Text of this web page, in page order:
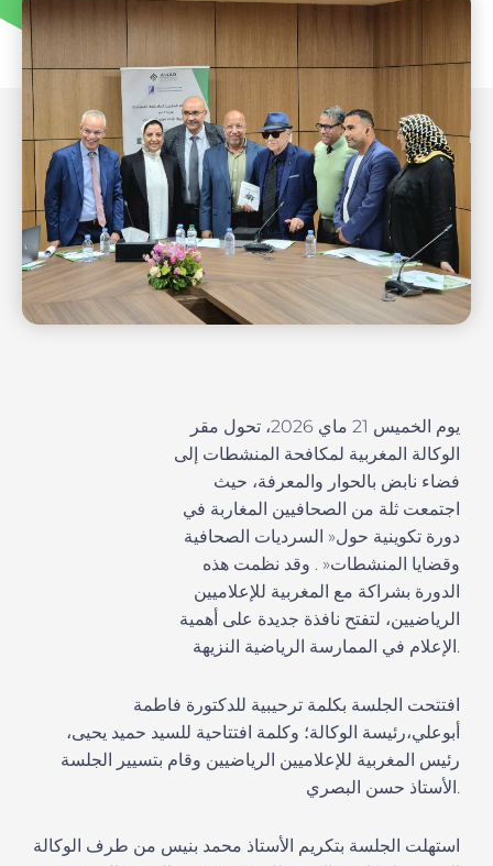
يوم الخميس 21 ماي 2026، تحول مقر
الوكالة المغربية لمكافحة المنشطات إلى
فضاء نابض بالحوار والمعرفة، حيث
اجتمعت ثلة من الصحافيين المغاربة في
دورة تكوينية حول« السرديات الصحافية
وقضايا المنشطات«
. وقد نظمت هذه
الدورة بشراكة مع المغربية للإعلاميين
الرياضيين، لتفتح نافذة جديدة على أهمية
الإعلام في الممارسة الرياضية النز ي هة.
افتتحت الجلسة بكلمة ترحيبية للدكتورة فاطمة
أبوعلي،رئيسة الوكالة؛ وكلمة افتتاحية للسيد حميد يحيى،
رئيس المغربية للإعلاميين الرياضيين وقام بتسيير الجلسة
الأستاذ حسن البصري.
استهلت الجلسة بتكريم الأستاذ محمد بنيس من طرف الوكالة